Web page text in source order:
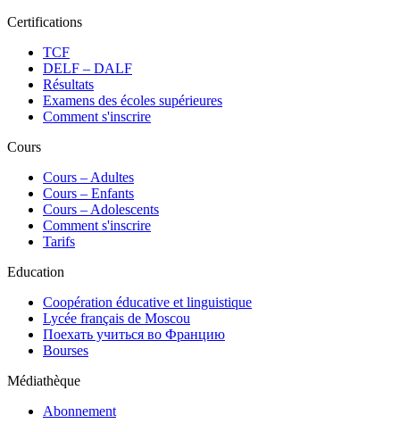
Certifications
TCF
DELF – DALF
Résultats
Examens des écoles supérieures
Comment s'inscrire
Cours
Сours – Adultes
Cours – Enfants
Cours – Adolescents
Comment s'inscrire
Tarifs
Education
Coopération éducative et linguistique
Lycée français de Moscou
Поехать учиться во Францию
Bourses
Médiathèque
Abonnement